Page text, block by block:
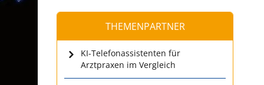
THEMENPARTNER
KI-Telefonassistenten für
Arztpraxen im Vergleich